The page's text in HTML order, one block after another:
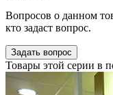
Вопросов о данном
кто задаст вопрос.
Задать вопрос
Товары этой серии в